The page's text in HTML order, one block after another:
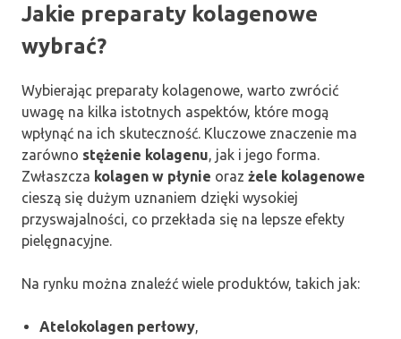
Jakie preparaty kolagenowe
wybrać?
Wybierając preparaty kolagenowe, warto zwrócić
uwagę na kilka istotnych aspektów, które mogą
wpłynąć na ich skuteczność. Kluczowe znaczenie ma
zarówno stężenie kolagenu, jak i jego forma.
Zwłaszcza kolagen w płynie oraz żele kolagenowe
cieszą się dużym uznaniem dzięki wysokiej
przyswajalności, co przekłada się na lepsze efekty
pielęgnacyjne.
Na rynku można znaleźć wiele produktów, takich jak:
Atelokolagen perłowy,